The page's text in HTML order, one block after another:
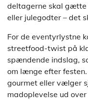
deltagerne skal gætte
eller julegodter – det
For de eventyrlystne
streetfood-twist på
spændende indslag,
om længe efter
gourmet eller vælger
madoplevelse ud